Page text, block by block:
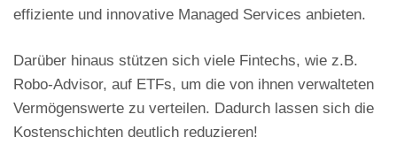
effiziente und innovative Managed Services anbieten.
Darüber hinaus stützen sich viele Fintechs, wie z.B.
Robo-Advisor, auf ETFs, um die von ihnen verwalteten
Vermögenswerte zu verteilen. Dadurch lassen sich die
Kostenschichten deutlich reduzieren!